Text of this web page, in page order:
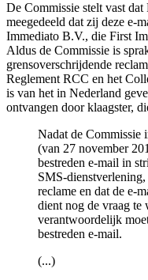
De Commissie stelt vast
meegedeeld dat zij deze e-
Immediato B.V., die First
Aldus de Commissie is
grensoverschrijdende
Reglement RCC en het
is van het in Nederland
ontvangen door klaagster,
Nadat de Commissie
(van 27 november
bestreden e-mail in
SMS-dienstverlening,
reclame en dat de e-
dient nog de vraag
verantwoordelijk
bestreden e-mail.
(...)